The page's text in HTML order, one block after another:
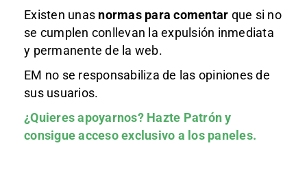
Existen unas normas para comentar que si no
se cumplen conllevan la expulsión inmediata
y permanente de la web.
EM no se responsabiliza de las opiniones de
sus usuarios.
¿Quieres apoyarnos? Hazte Patróny
consigue acceso exclusivo a los paneles.